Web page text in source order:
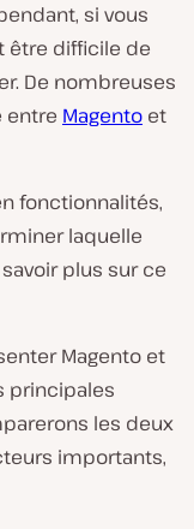
si vous
être difficile de
De nombreuses
entre Magento et
fonctionnalités,
laquelle
plus sur ce
Magento et
principales
les deux
importants,